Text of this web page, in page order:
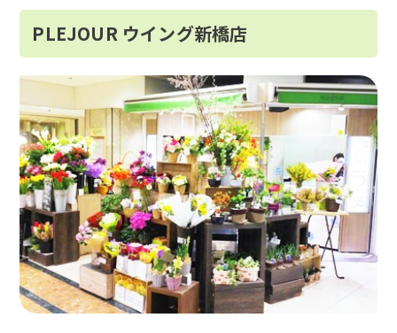
PLEJOUR ウイング新橋店